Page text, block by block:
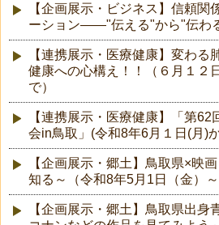
【企画展示・ビジネス】信頼関
ーション――"伝える"から"伝わ
【連携展示・医療健康】変わる
健康への心構え！！（６月１２
で）
【連携展示・医療健康】「第
会in鳥取」(令和8年6月１日(月)
【企画展示・郷土】鳥取県×映
知る～（令和8年5月1日（金）
【企画展示・郷土】鳥取県出身